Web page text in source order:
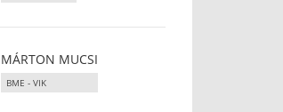
MÁRTON MUCSI
BME - VIK